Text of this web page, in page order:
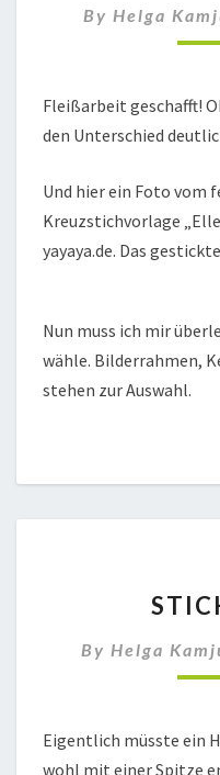
By Helga
Fleißarbeit geschafft!
den Unterschied
Und hier ein Foto vom
Kreuzstichvorlage
yayaya.de. Das
Nun muss ich mir
wähle. Bilderrahmen,
stehen zur Auswahl.
By Helga
Eigentlich müsste ein
wohl mit einer Spitze